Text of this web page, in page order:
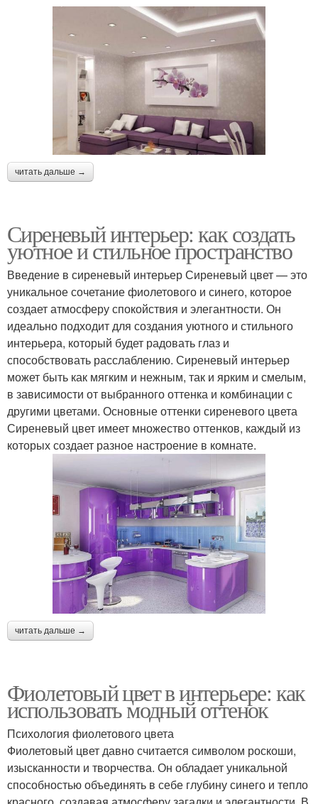
читать дальше →
Сиреневый интерьер: как создать
уютное и стильное пространство
Введение в сиреневый интерьер Сиреневый цвет — это
уникальное сочетание фиолетового и синего, которое
создает атмосферу спокойствия и элегантности. Он
идеально подходит для создания уютного и стильного
интерьера, который будет радовать глаз и
способствовать расслаблению. Сиреневый интерьер
может быть как мягким и нежным, так и ярким и смелым,
в зависимости от выбранного оттенка и комбинации с
другими цветами. Основные оттенки сиреневого цвета
Сиреневый цвет имеет множество оттенков, каждый из
которых создает разное настроение в комнате.
читать дальше →
Фиолетовый цвет в интерьере: как
использовать модный оттенок
Психология фиолетового цвета
Фиолетовый цвет давно считается символом роскоши,
изысканности и творчества. Он обладает уникальной
способностью объединять в себе глубину синего и тепло